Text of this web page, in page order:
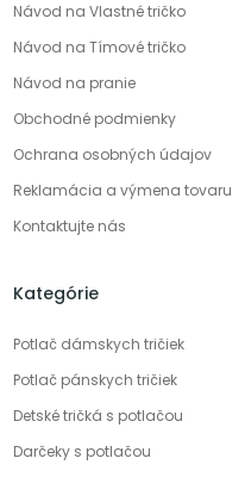
Návod na Vlastné tričko
Návod na Tímové tričko
Návod na pranie
Obchodné podmienky
Ochrana osobných údajov
Reklamácia a výmena tovaru
Kontaktujte nás
Kategórie
Potlač dámskych tričiek
Potlač pánskych tričiek
Detské tričká s potlačou
Darčeky s potlačou